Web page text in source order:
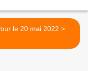
Pour le 20 mai 2022 >